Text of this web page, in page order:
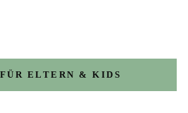
ELTERN & KIDS